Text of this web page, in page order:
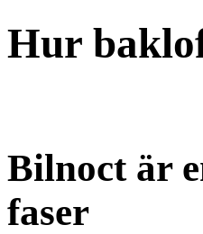
Hur
Bilnoct är
faser